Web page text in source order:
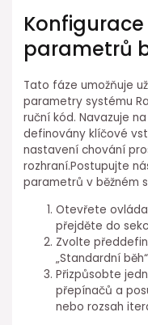
parametrů⁣
Tato fáze umožňuje
parametry ⁤systému
ruční kód. Navazuje
definovány klíčové
nastavení chování
rozhraní.Postupujte
parametrů v běžném
Otevřete
přejděte do
Zvolte
„Standardní⁤
Přizpůsobte
přepínačů a
nebo rozsah